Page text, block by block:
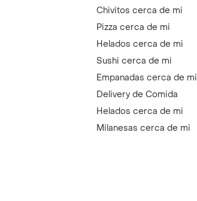
Chivitos cerca de mi
Pizza cerca de mi
Helados cerca de mi
Sushi cerca de mi
Empanadas cerca de mi
Delivery de Comida
Helados cerca de mi
Milanesas cerca de mi